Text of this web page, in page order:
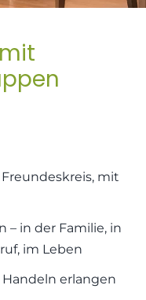
mit
– in der Familie, in
im Leben
erlangen